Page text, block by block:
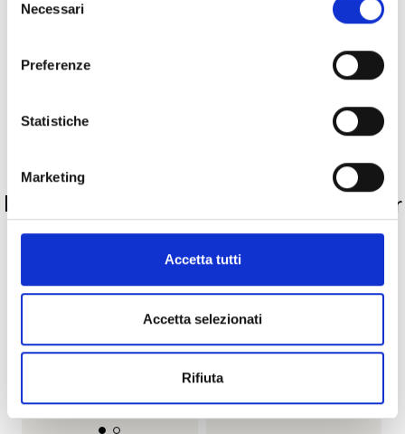
delNecessari
Preferenze
Statistiche
Marketing
Accetta tutti
Accetta selezionati
Rifiuta
La nostra selezione di prodotti scelti per
te